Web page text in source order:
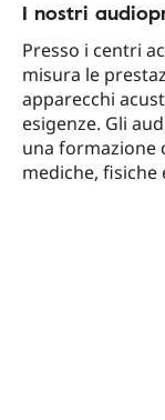
I nostri
Presso i centri
misura le
apparecchi
esigenze. Gli
una formazione
mediche, fisiche